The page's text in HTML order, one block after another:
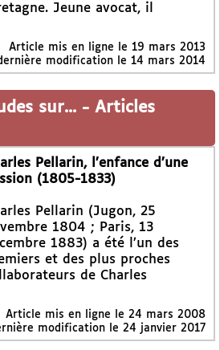
Jeune avocat, il
Article mis en ligne le 19 mars 2013
modification le 14 mars 2014
sur... - Articles
Pellarin, l’enfance d’une
(1805-1833)
Pellarin (Jugon, 25
1804 ; Paris, 13
1883) a été l’un des
et des plus proches
de Charles
Article mis en ligne le 24 mars 2008
modification le 24 janvier 2017